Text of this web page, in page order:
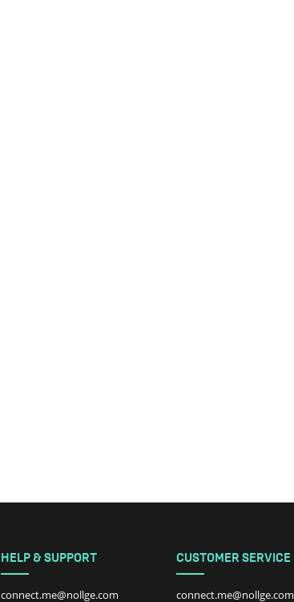
HELP & SUPPORT
connect.me@nollge.com
CUSTOMER SERVICE
connect.me@nollge.com